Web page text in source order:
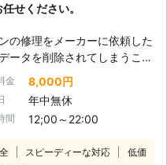
は「パソコンの発送料」＋
の「パソコン返却送料」は当
いたします！基本料金や診断
は一切かかりません！低価格
しますのでご安心ください。
トを誤ってクリックしてウイ
染してしまったほか、液晶画
いったパソコントラブルはな
せください。
の修理をメーカーに依頼した
ータを削除されてしまうこと
んどです。 また、保証期間が
るPCに至っては、部品がな
ます。 しかし、ちょっ
障程度ならまだまだ使い続け
の修理やデータ復旧を3,000
金 8,000円
年中無休
間 12;00～22:00
スピーディーな対応
低価